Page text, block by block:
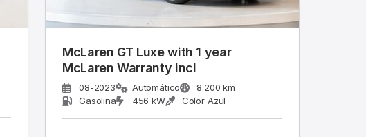
McLaren GT Luxe with 1 year
McLaren Warranty incl
08-2023 Automático
8.200 km
Gasolina
456 kW Color Azul